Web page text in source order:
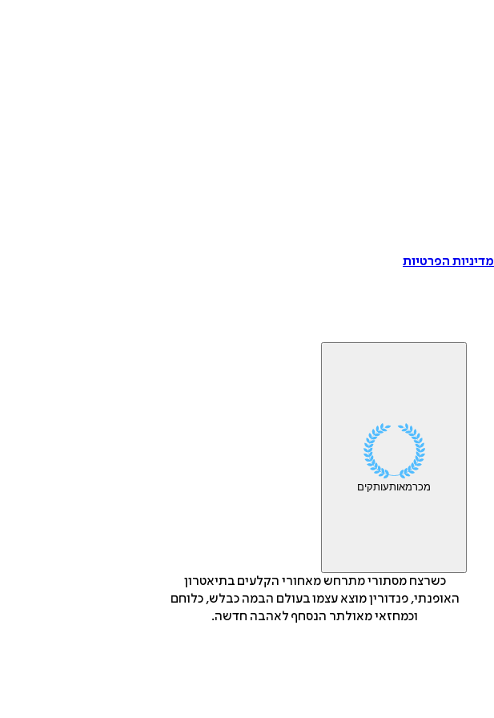
הפרטיות
מכרמאותעותקים
כשרצח מסתורי מתרחש מאחורי הקלעים בתיאטרון
האופנתי, פנדורין מוצא עצמו בעולם הבמה כבלש, כלוחם
וכמחזאי מאולתר הנסחף לאהבה חדשה.